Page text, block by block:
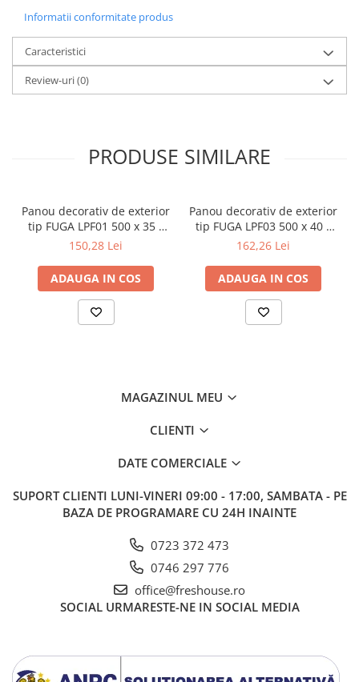
Informatii conformitate produs
Caracteristici
Review-uri(0)
PRODUSE SIMILARE
Panou decorativ de exterior
tip FUGA LPF01 500 x 35 x
2000 mm
150,28 Lei
ADAUGA IN COS
Panou decorativ de exterior
tip FUGA LPF03 500 x 40 x
2000 mm
162,26 Lei
ADAUGA IN COS
MAGAZINUL MEU
CLIENTI
DATE COMERCIALE
SUPORT CLIENTI LUNI-VINERI 09:00 - 17:00, SAMBATA - PE
BAZA DE PROGRAMARE CU 24H INAINTE
0723 372 473
0746 297 776
office@freshouse.ro
SOCIAL URMARESTE-NE IN SOCIAL MEDIA